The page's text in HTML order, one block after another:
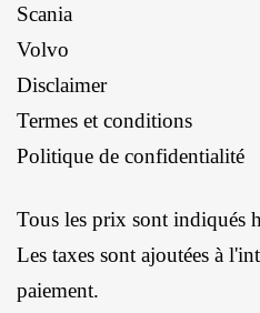
Scania
Volvo
Disclaimer
Termes et conditions
Politique de confidentialité
Tous les prix sont indiqués
Les taxes sont ajoutées à
paiement.